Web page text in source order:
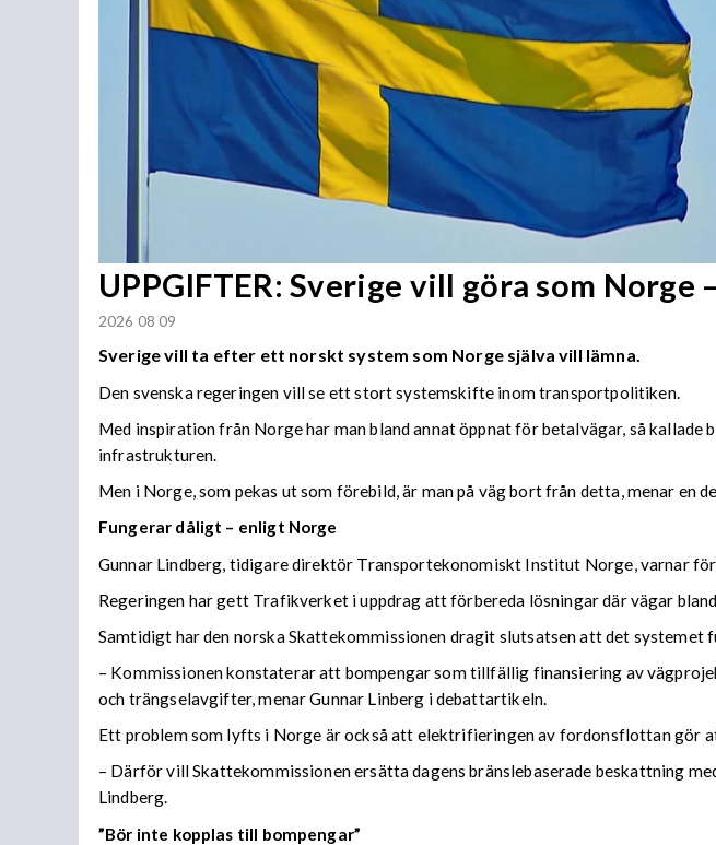
UPPGIFTER: Sverige vill göra som Norge
2026 08 09
Sverige vill ta efter ett norskt system som Norge själva vill lämna.
Den svenska regeringen vill se ett stort systemskifte inom transportpolitiken.
Med inspiration från Norge har man bland annat öppnat för betalvägar, så
infrastrukturen.
Men i Norge, som pekas ut som förebild, är man på väg bort från detta, menar en
Fungerar dåligt – enligt Norge
Gunnar Lindberg, tidigare direktör Transportekonomiskt Institut Norge, varnar
Regeringen har gett Trafikverket i uppdrag att förbereda lösningar där vägar
Samtidigt har den norska Skattekommissionen dragit slutsatsen att det
– Kommissionen konstaterar att bompengar som tillfällig finansiering av
och trängselavgifter, menar Gunnar Linberg i debattartikeln.
Ett problem som lyfts i Norge är också att elektrifieringen av fordonsflottan gör
– Därför vill Skattekommissionen ersätta dagens bränslebaserade beskattning
Lindberg.
”Bör inte kopplas till bompengar”